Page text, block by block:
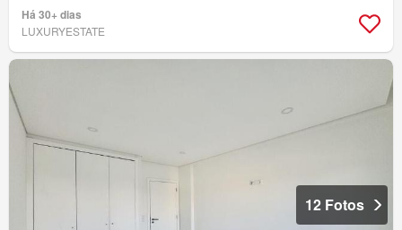
Há 30+ dias
LUXURYESTATE
12 Fotos